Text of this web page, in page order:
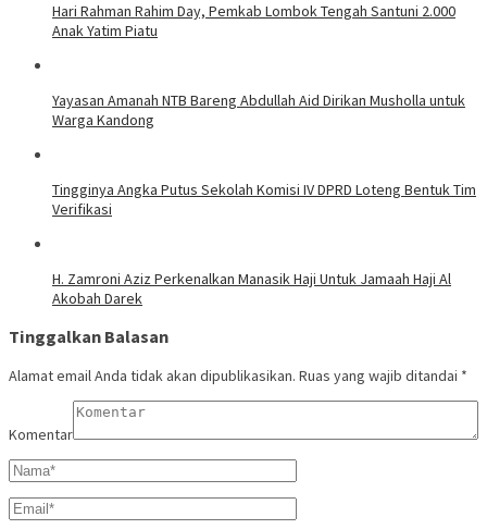
Hari Rahman Rahim Day, Pemkab Lombok Tengah Santuni 2.000
Anak Yatim Piatu
Yayasan Amanah NTB Bareng Abdullah Aid Dirikan Musholla untuk
Warga Kandong
Tingginya Angka Putus Sekolah Komisi IV DPRD Loteng Bentuk Tim
Verifikasi
H. Zamroni Aziz Perkenalkan Manasik Haji Untuk Jamaah Haji Al
Akobah Darek
Tinggalkan Balasan
Alamat email Anda tidak akan dipublikasikan. Ruas yang wajib ditandai *
Komentar